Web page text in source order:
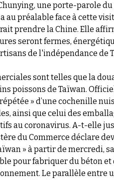
une porte-parole
au préalable face à cette
prendre la Chine. Elle
seront fermes,
de l'indépendance de
sont telles que la
poissons de Taïwan.
» d’une cochenille
ainsi que celui des
au coronavirus. A-t-elle
du Commerce déclare
» à partir de mercredi,
pour fabriquer du béton et
Le parallèle entre